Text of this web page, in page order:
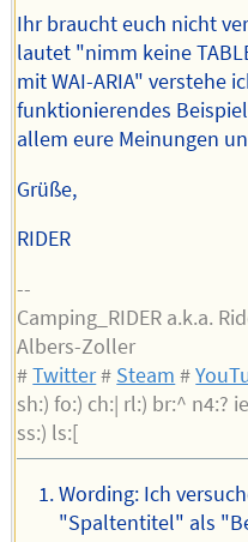
Ihr braucht euch nicht
lautet "nimm keine
mit WAI-ARIA" verstehe
funktionierendes
allem eure Meinungen
Grüße,
RIDER
--
Camping_RIDER a.k.a.
Albers-Zoller
#Twitter# Steam #
sh:) fo:) ch:| rl:) br:^ n4:?
ss:) ls:[
Wording: Ich
"Spaltentitel" als